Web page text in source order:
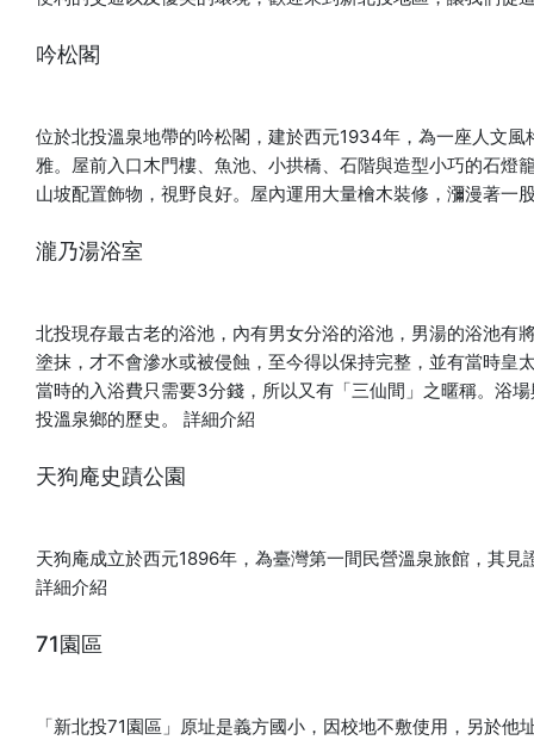
吟松閣
位於北投溫泉地帶的吟松閣，建於西元1934年，為一座人文
雅。屋前入口木門樓、魚池、小拱橋、石階與造型小巧的石燈
山坡配置飾物，視野良好。屋內運用大量檜木裝修，瀰漫著
瀧乃湯浴室
北投現存最古老的浴池，內有男女分浴的浴池，男湯的浴池
塗抹，才不會滲水或被侵蝕，至今得以保持完整，並有當時皇
當時的入浴費只需要3分錢，所以又有「三仙間」之暱稱。浴
投溫泉鄉的歷史。 詳細介紹
天狗庵史蹟公園
天狗庵成立於西元1896年，為臺灣第一間民營溫泉旅館，其
詳細介紹
71園區
「新北投71園區」原址是義方國小，因校地不敷使用，另於